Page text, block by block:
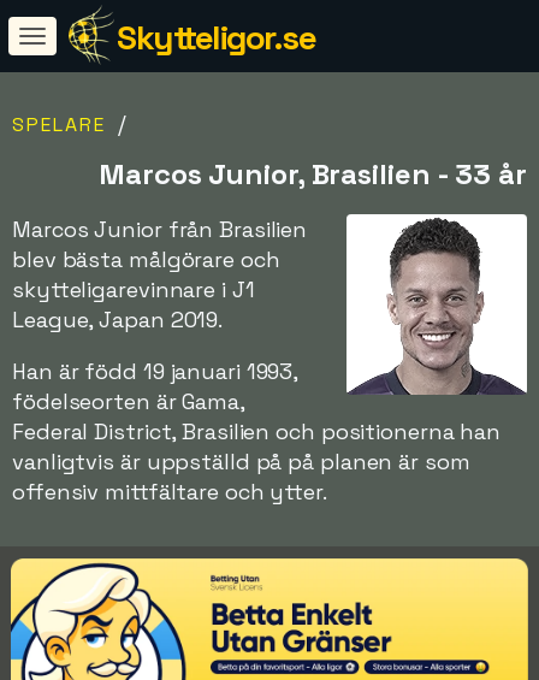
Skytteligor.se
SPELARE /
Marcos Junior, Brasilien - 33 år
Marcos Junior från Brasilien
blev bästa målgörare och
skytteligarevinnare i J1
League, Japan 2019.
Han är född 19 januari 1993,
födelseorten är Gama,
Federal District, Brasilien och positionerna han
vanligtvis är uppställd på på planen är som
offensiv mittfältare och ytter.